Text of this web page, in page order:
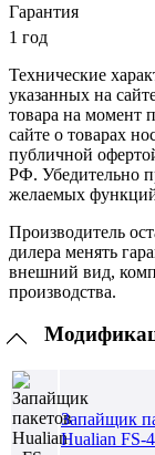
Гарантия
1 год
Технические
указанных на
товара на момент
сайте о товарах
публичной
РФ. Убедительно
желаемых
Производитель
дилера менять
внешний вид,
производства.
Запайщик
Hualian FS-